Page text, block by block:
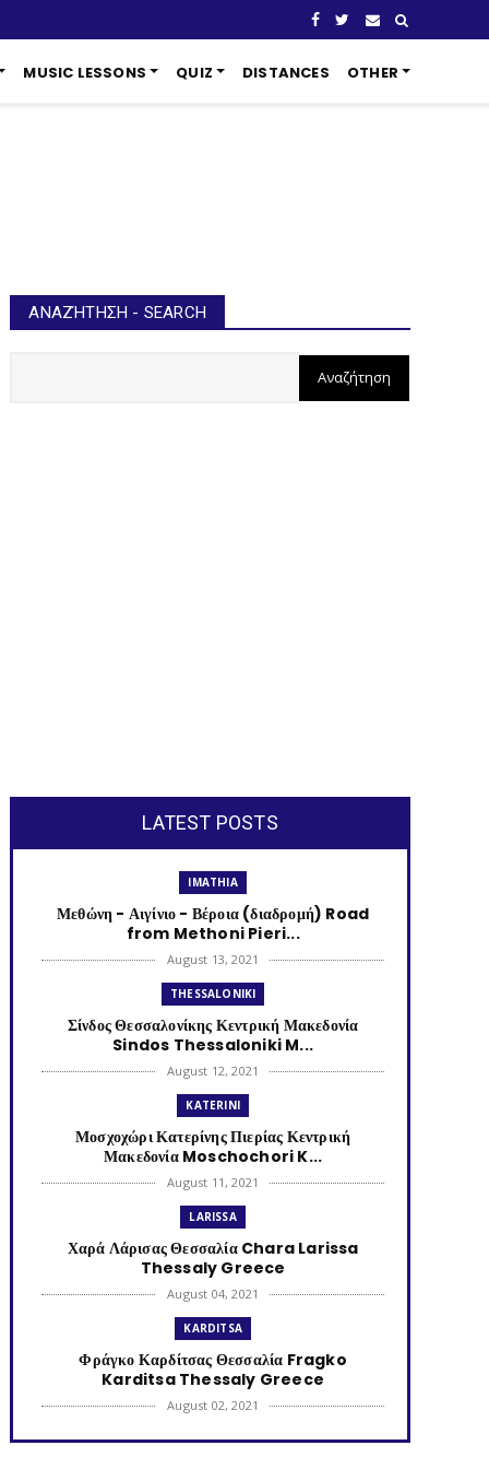
MUSIC LESSONS QUIZ DISTANCES OTHER
ΑΝΑΖΉΤΗΣΗ - SEARCH
LATEST POSTS
IMATHIA
Μεθώνη - Αιγίνιο - Βέροια (διαδρομή) Road
from Methoni Pieri...
August 13, 2021
THESSALONIKI
Σίνδος Θεσσαλονίκης Κεντρική Μακεδονία
Sindos Thessaloniki M...
August 12, 2021
KATERINI
Μοσχοχώρι Κατερίνης Πιερίας Κεντρική
Μακεδονία Moschochori K...
August 11, 2021
LARISSA
Χαρά Λάρισας Θεσσαλία Chara Larissa
Thessaly Greece
August 04, 2021
KARDITSA
Φράγκο Καρδίτσας Θεσσαλία Fragko
Karditsa Thessaly Greece
August 02, 2021
KATERINI